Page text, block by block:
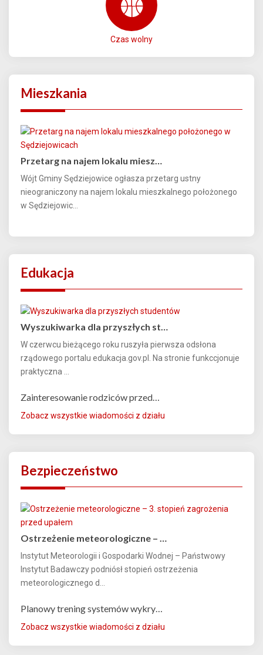
Czas wolny
Mieszkania
Przetarg na najem lokalu miesz…
Wójt Gminy Sędziejowice ogłasza przetarg ustny
nieograniczony na najem lokalu mieszkalnego położonego
w Sędziejowic...
Edukacja
Wyszukiwarka dla przyszłych st…
W czerwcu bieżącego roku ruszyła pierwsza odsłona
rządowego portalu edukacja.gov.pl. Na stronie funkccjonuje
praktyczna ...
Zainteresowanie rodziców przed…
Zobacz wszystkie wiadomości z działu
Bezpieczeństwo
Ostrzeżenie meteorologiczne – …
Instytut Meteorologii i Gospodarki Wodnej – Państwowy
Instytut Badawczy podniósł stopień ostrzeżenia
meteorologicznego d...
Planowy trening systemów wykry…
Zobacz wszystkie wiadomości z działu